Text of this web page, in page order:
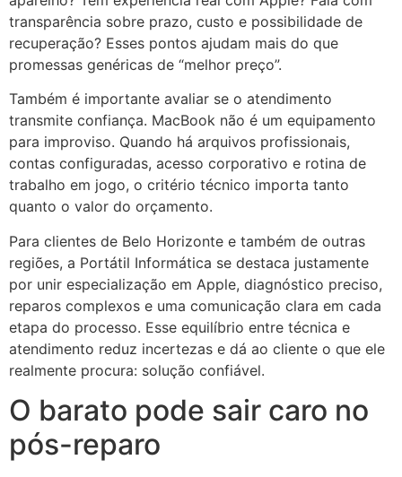
transparência sobre prazo, custo e possibilidade de
recuperação? Esses pontos ajudam mais do que
promessas genéricas de “melhor preço”.
Também é importante avaliar se o atendimento
transmite confiança. MacBook não é um equipamento
para improviso. Quando há arquivos profissionais,
contas configuradas, acesso corporativo e rotina de
trabalho em jogo, o critério técnico importa tanto
quanto o valor do orçamento.
Para clientes de Belo Horizonte e também de outras
regiões, a Portátil Informática se destaca justamente
por unir especialização em Apple, diagnóstico preciso,
reparos complexos e uma comunicação clara em cada
etapa do processo. Esse equilíbrio entre técnica e
atendimento reduz incertezas e dá ao cliente o que ele
realmente procura: solução confiável.
O barato pode sair caro no
pós-reparo